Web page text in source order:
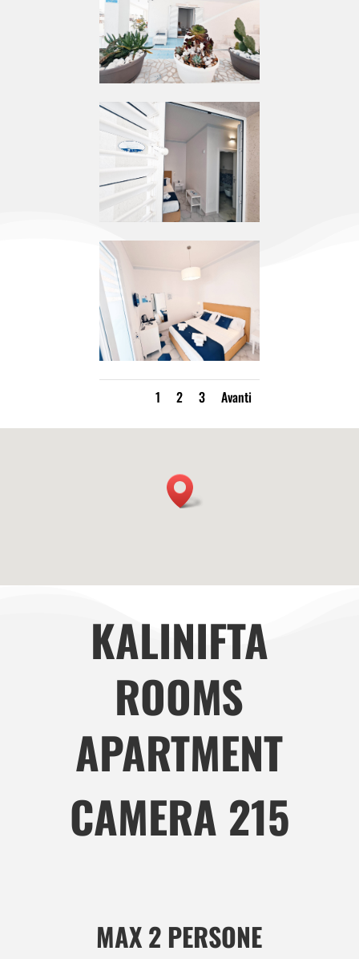
1 2 3 Avanti
KALINIFTA
ROOMS
APARTMENT
CAMERA 215
MAX 2 PERSONE